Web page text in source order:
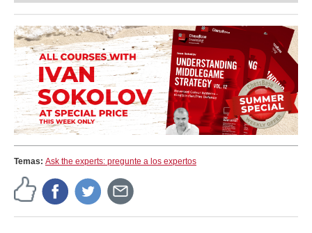
train more efficiently, intelligently and with a
more personalised approach than ever before.
Temas: Ask the experts: pregunte a los expertos